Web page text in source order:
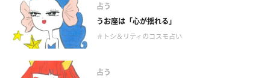
占う
うお座は「心が揺れる」
＃トシ＆リティのコスモ占い
占う